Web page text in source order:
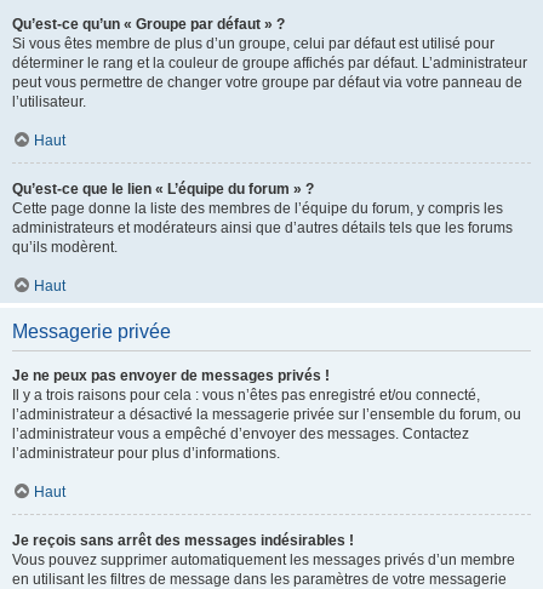
Qu’est-ce qu’un « Groupe par défaut » ?
Si vous êtes membre de plus d’un groupe, celui par défaut est utilisé pour
déterminer le rang et la couleur de groupe affichés par défaut. L’administrateur
peut vous permettre de changer votre groupe par défaut via votre panneau de
l’utilisateur.
Haut
Qu’est-ce que le lien « L’équipe du forum » ?
Cette page donne la liste des membres de l’équipe du forum, y compris les
administrateurs et modérateurs ainsi que d’autres détails tels que les forums
qu’ils modèrent.
Haut
Messagerie privée
Je ne peux pas envoyer de messages privés !
Il y a trois raisons pour cela : vous n’êtes pas enregistré et/ou connecté,
l’administrateur a désactivé la messagerie privée sur l’ensemble du forum, ou
l’administrateur vous a empêché d’envoyer des messages. Contactez
l’administrateur pour plus d’informations.
Haut
Je reçois sans arrêt des messages indésirables !
Vous pouvez supprimer automatiquement les messages privés d’un membre
en utilisant les filtres de message dans les paramètres de votre messagerie